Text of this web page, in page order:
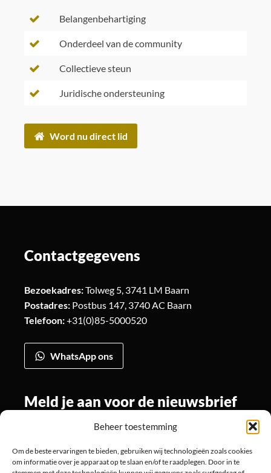
Beheer toestemming
Om de beste ervaringen te bieden, gebruiken wij technologieën zoals cookies
om informatie over je apparaat op te slaan en/of te raadplegen. Door in te
Belangenbehartiging
Onderdeel van de community
Collectieve steun
Juridische ondersteuning
Word nu direct lid
Contactgegevens
Bezoekadres:Tolweg 5, 3741 LM Baarn
Postadres: Postbus 147, 3740 AC Baarn
Telefoon:+31(0)85-5000520
WhatsApp ons
Meld je aan voor de nieuwsbrief
Volg ons